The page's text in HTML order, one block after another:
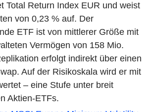
Total Return Index EUR und weist
von 0,23 % auf. Der
ETF ist von mittlerer Größe mit
Vermögen von 158 Mio.
erfolgt indirekt über einen
Auf der Risikoskala wird er mit
– eine Stufe unter breit
Aktien-ETFs.